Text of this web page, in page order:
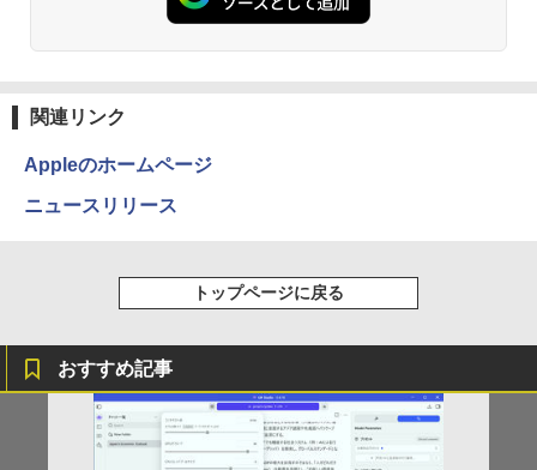
関連リンク
Appleのホームページ
ニュースリリース
トップページに戻る
おすすめ記事